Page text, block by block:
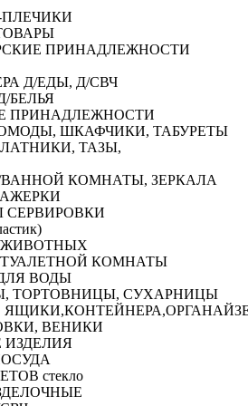
ПРИНАДЛЕЖНОСТИ
Д/ЕДЫ, Д/СВЧ
БЕЛЬЯ
ПРИНАДЛЕЖНОСТИ
ШКАФЧИКИ, ТАБУРЕТЫ
ТАЗЫ,
КОМНАТЫ, ЗЕРКАЛА
СЕРВИРОВКИ
ЖИВОТНЫХ
КОМНАТЫ
ВОДЫ
ТОРТОВНИЦЫ, СУХАРНИЦЫ
ВЕНИКИ
стекло